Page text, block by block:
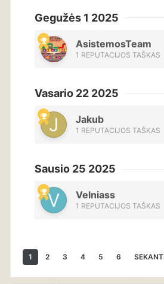
Gegužės 1 2025
AsistemosTeam
1 REPUTACIJOS TAŠKAS
Vasario 22 2025
Jakub
1 REPUTACIJOS TAŠKAS
Sausio 25 2025
Velniass
1 REPUTACIJOS TAŠKAS
1 2 3 4 5 6